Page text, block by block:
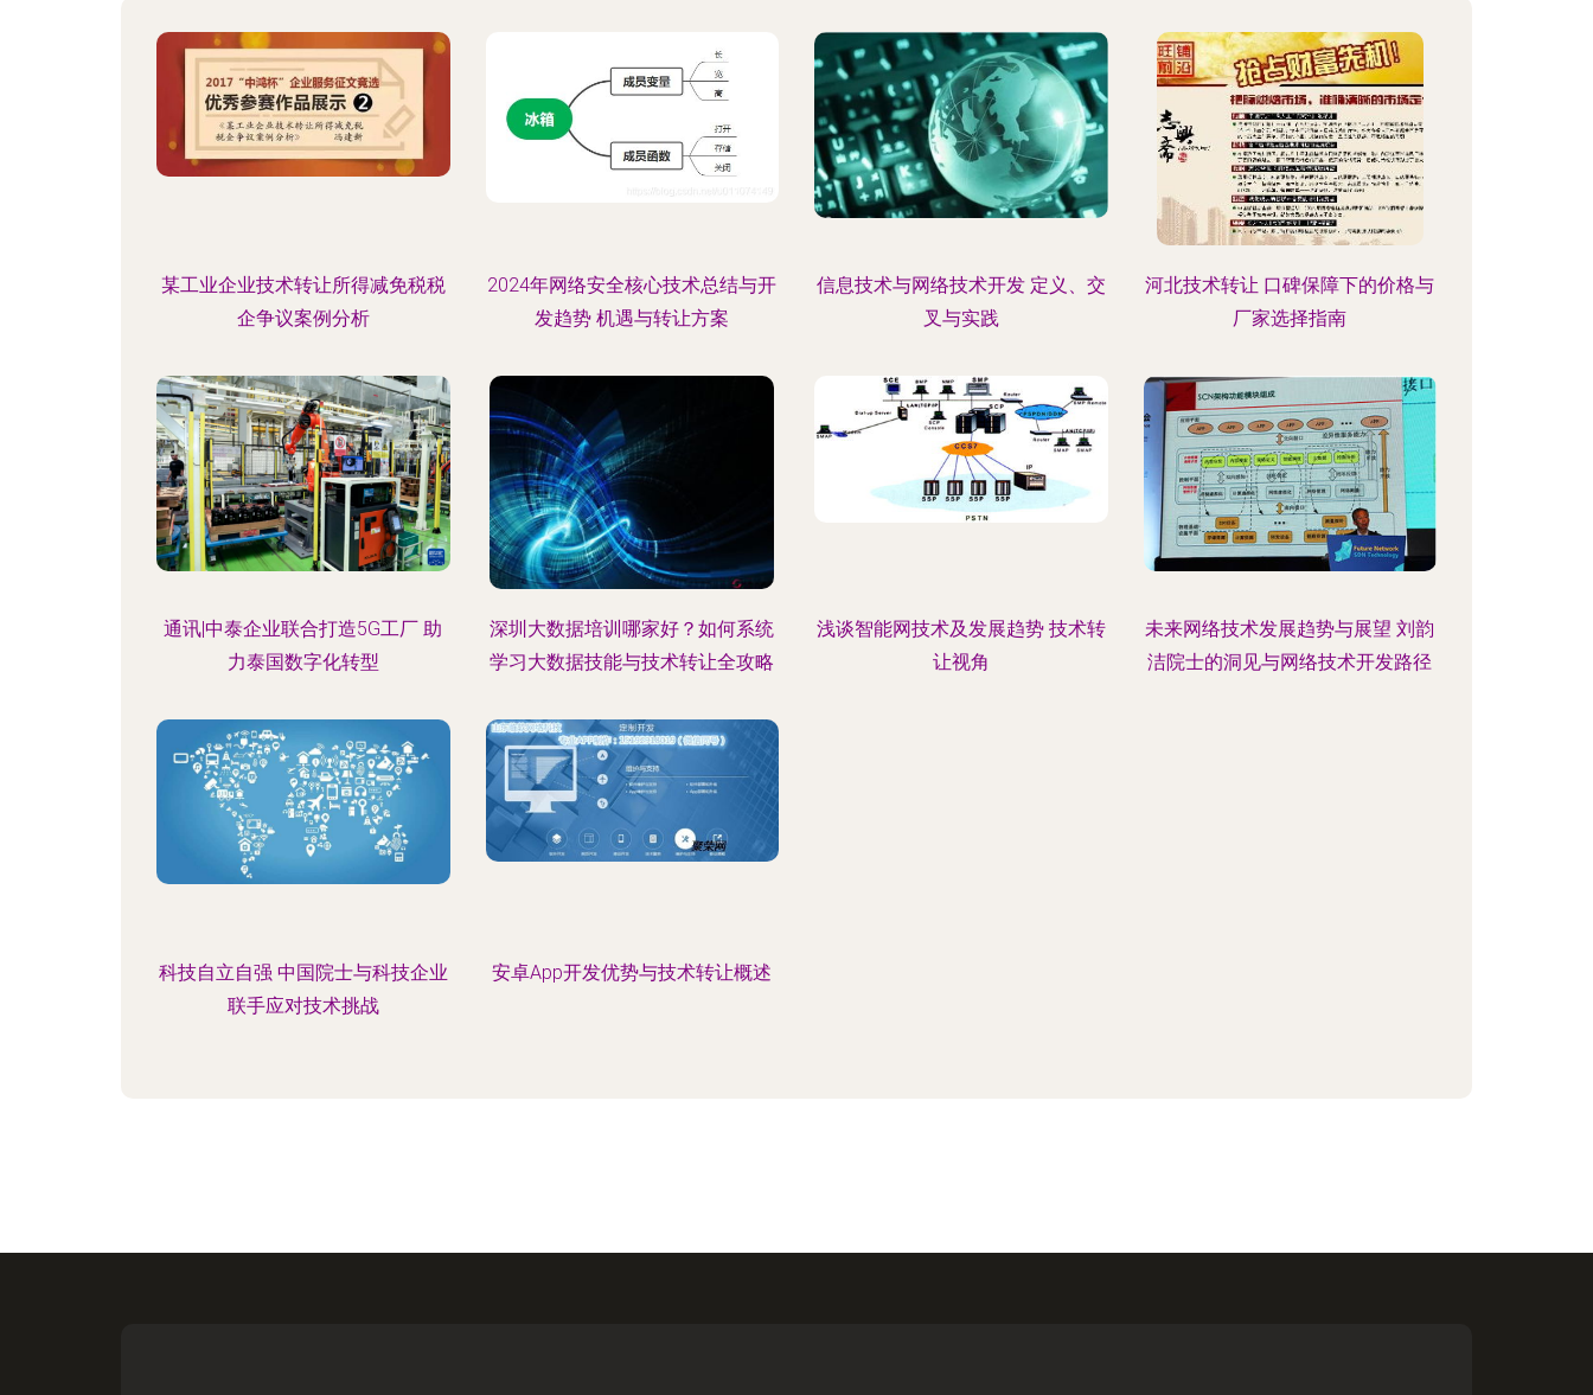
某工业企业技术转让所得减免税税
企争议案例分析
2024年网络安全核心技术总结与开
发趋势 机遇与转让方案
信息技术与网络技术开发 定义、交
叉与实践
河北技术转让 口碑保障下的价格与
厂家选择指南
通讯|中泰企业联合打造5G工厂 助
力泰国数字化转型
深圳大数据培训哪家好？如何系统
学习大数据技能与技术转让全攻略
浅谈智能网技术及发展趋势 技术转
让视角
未来网络技术发展趋势与展望 刘韵
洁院士的洞见与网络技术开发路径
科技自立自强 中国院士与科技企业
联手应对技术挑战
安卓App开发优势与技术转让概述